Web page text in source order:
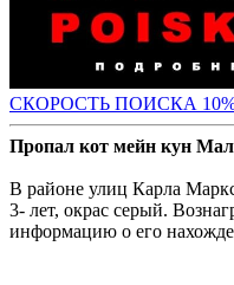
СКОРОСТЬ ПОИСКА
Пропал кот мейн кун
В районе улиц Карла
3- лет, окрас серый.
информацию о его